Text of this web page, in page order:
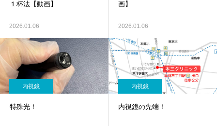
１杯法【動画】
2026.01.06
画】
2026.01.06
内視鏡
特殊光！
内視鏡
内視鏡の先端！